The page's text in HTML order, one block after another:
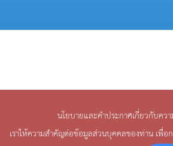
นโยบายและคำประกาศเกี่ยวกับคว
เราให้ความสำคัญต่อข้อมูลส่วนบุคคลของท่าน เพื่